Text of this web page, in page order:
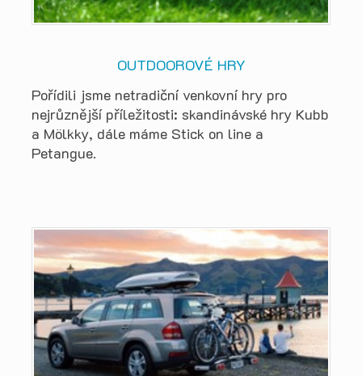
OUTDOOROVÉ HRY
Pořídili jsme netradiční venkovní hry pro
nejrůznější příležitosti: skandinávské hry Kubb
a Mölkky, dále máme Stick on line a
Petangue.